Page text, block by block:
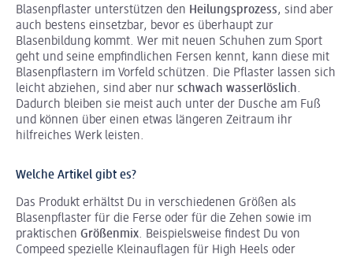
Blasenpflaster unterstützen den Heilungsprozess, sind aber
auch bestens einsetzbar, bevor es überhaupt zur
Blasenbildung kommt. Wer mit neuen Schuhen zum Sport
geht und seine empfindlichen Fersen kennt, kann diese mit
Blasenpflastern im Vorfeld schützen. Die Pflaster lassen sich
leicht abziehen, sind aber nur schwach wasserlöslich.
Dadurch bleiben sie meist auch unter der Dusche am Fuß
und können über einen etwas längeren Zeitraum ihr
hilfreiches Werk leisten.
Welche Artikel gibt es?
Das Produkt erhältst Du in verschiedenen Größen als
Blasenpflaster für die Ferse oder für die Zehen sowie im
praktischen Größenmix. Beispielsweise findest Du von
Compeed spezielle Kleinauflagen für High Heels oder